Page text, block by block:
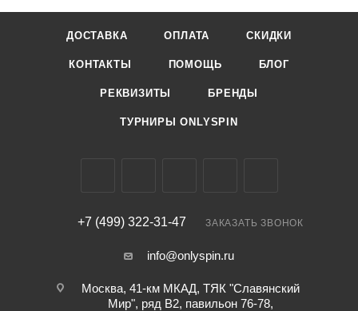
ДОСТАВКА ОПЛАТА СКИДКИ
КОНТАКТЫ ПОМОЩЬ БЛОГ
РЕКВИЗИТЫ БРЕНДЫ
ТУРНИРЫ ONLYSPIN
+7 (499) 322-31-47 ЗАКАЗАТЬ ЗВОНОК
info@onlyspin.ru
Москва, 41-км МКАД, ТЯК "Славянский
Мир", ряд В2, павильон 76-78,